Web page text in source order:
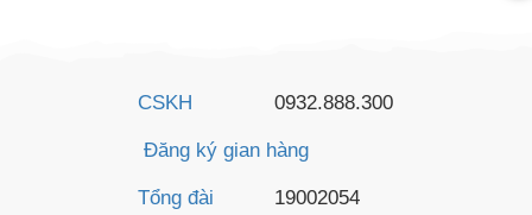
CSKH 0932.888.300
Đăng ký gian hàng
Tổng đài 19002054